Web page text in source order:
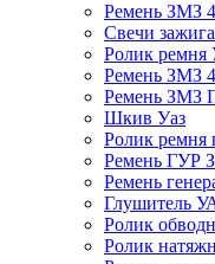
Ремень ЗМЗ
Свечи
Ролик ремня
Ремень ЗМЗ
Ремень ЗМЗ
Шкив Уаз
Ролик ремня
Ремень ГУР
Ремень
Глушитель
Ролик
Ролик